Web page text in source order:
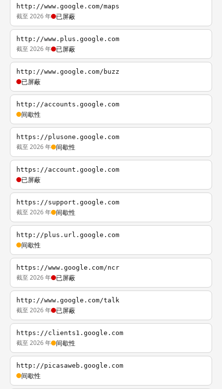
http://www.google.com/maps
截至 2026 年 已屏蔽
http://www.plus.google.com
截至 2026 年 已屏蔽
http://www.google.com/buzz
已屏蔽
http://accounts.google.com
间歇性
https://plusone.google.com
截至 2026 年 间歇性
https://account.google.com
已屏蔽
https://support.google.com
截至 2026 年 间歇性
http://plus.url.google.com
间歇性
https://www.google.com/ncr
截至 2026 年 已屏蔽
http://www.google.com/talk
截至 2026 年 已屏蔽
https://clients1.google.com
截至 2026 年 间歇性
http://picasaweb.google.com
间歇性